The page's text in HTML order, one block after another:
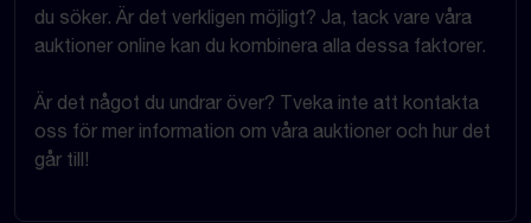
du söker. Är det verkligen möjligt? Ja, tack vare våra
auktioner online kan du kombinera alla dessa faktorer.
Är det något du undrar över? Tveka inte att kontakta
oss för mer information om våra auktioner och hur det
går till!